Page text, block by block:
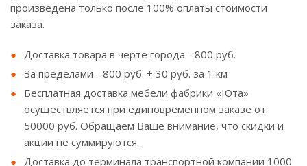
произведена только после 100% оплаты стоимости
заказа.
Доставка товара в черте города - 800 руб.
За пределами - 800 руб. + 30 руб. за 1 км
Бесплатная доставка мебели фабрики «Юта»
осуществляется при единовременном заказе от
50000 руб. Обращаем Ваше внимание, что скидки и
акции не суммируются.
Доставка до терминала транспортной компании 1000